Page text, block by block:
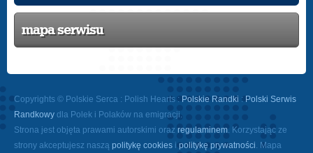
mapa serwisu
Copyrights © Polskie Serca : Polish Hearts : Polskie Randki : Polski Serwis
Randkowy dla Polek i Polaków na emigracji.
Strona jest objęta prawami autorskimi oraz regulaminem. Korzystając ze
strony akceptujesz naszą politykę cookies i politykę prywatności. Mapa